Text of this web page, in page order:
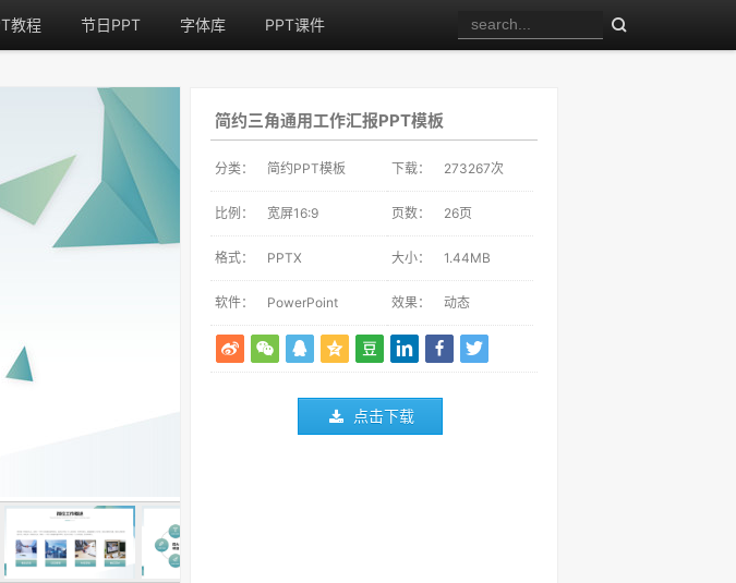
教程 节日PPT 字体库 PPT课件
简约三角通用工作汇报PPT模板
分类： 简约PPT模板 下载： 273267次
比例： 宽屏16:9 页数： 26页
格式： PPTX 大小： 1.44MB
软件： PowerPoint 效果： 动态
点击下载